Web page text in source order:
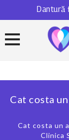
Dantură
0311 301
Cat costa
Cat costa un
Clinica